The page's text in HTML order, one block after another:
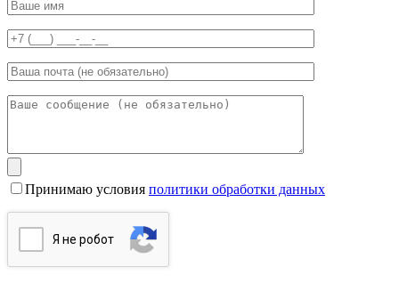
Принимаю условия политики обработки данных
Я нe poбoт